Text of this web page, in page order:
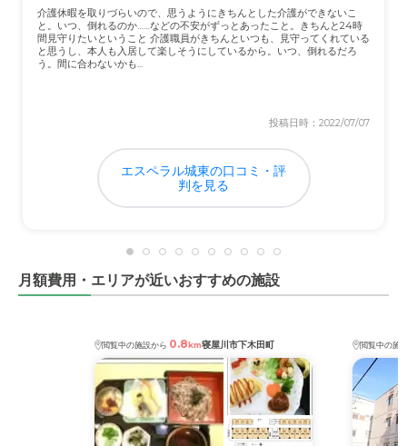
外観・内装・居室・設備について
仕方のない事ですが狭いので息が詰まりそうな感じです。
建ったばかりで綺麗な所は良かったかなと思います。
いるが、しょっちゅう手に負えないと入退院の繰り返しで
ないので自転車とかで行けず帰りが困ったりしました。
国のシステム的に介護費用関係がややこしくわかりにく
い。特養には入れないので結局費用が高く年金ではとても
無理。毎月赤字で大変でした。
介護休暇を取りづらいので、思うようにきちんとした介護ができないこ
と。いつ、倒れるのか……などの不安がずっとあったこと。きちんと24時
間見守りたいということ 介護職員がきちんといつも、見守ってくれている
と思うし、本人も入居して楽しそうにしているから。いつ、倒れるだろ
う。間に合わないかも...
投稿日時：2022/07/07
エスペラル城東の口コミ・評
判を見る
月額費用・エリアが近いおすすめの施設
閲覧中の施設から 0.8km寝屋川市下木田町 閲覧中の施